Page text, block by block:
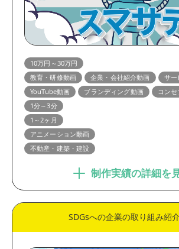
10万円～30万円
教育・研修動画
企業・会社紹介動画
サ
YouTube動画
ブランディング動画
コン
1分～3分
1～2ヶ月
アニメーション動画
不動産・建築・建設
制作実績の詳細を
SDGsへの企業の取り組み紹